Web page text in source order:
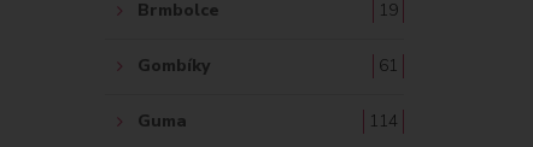
Brmbolce 19
Gombíky 61
Guma 114